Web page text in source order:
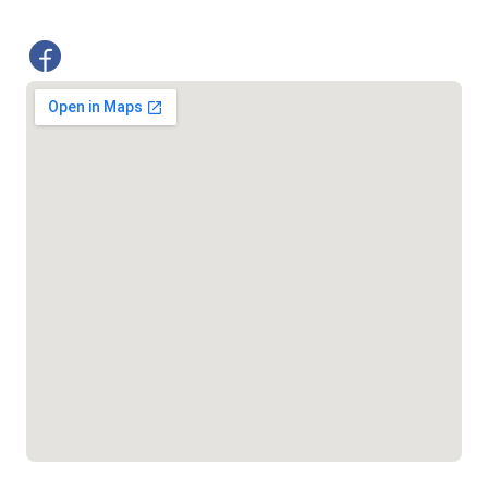
১৬৪৪৫
১৬৫৭৫